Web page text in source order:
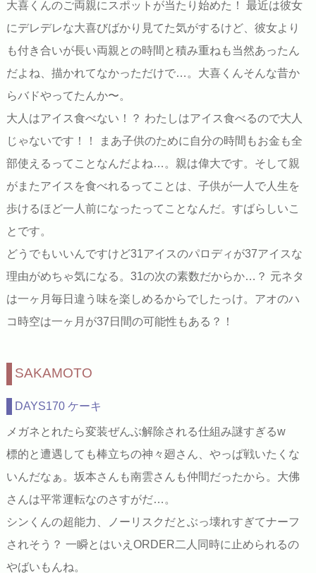
大喜くんのご両親にスポットが当たり始めた！ 最近は彼女
にデレデレな大喜びばかり見てた気がするけど、彼女より
も付き合いが長い両親との時間と積み重ねも当然あったん
だよね、描かれてなかっただけで…。大喜くんそんな昔か
らバドやってたんか〜。
大人はアイス食べない！？ わたしはアイス食べるので大人
じゃないです！！ まあ子供のために自分の時間もお金も全
部使えるってことなんだよね…。親は偉大です。そして親
がまたアイスを食べれるってことは、子供が一人で人生を
歩けるほど一人前になったってことなんだ。すばらしいこ
とです。
どうでもいいんですけど31アイスのパロディが37アイスな
理由がめちゃ気になる。31の次の素数だからか…？ 元ネタ
は一ヶ月毎日違う味を楽しめるからでしたっけ。アオのハ
コ時空は一ヶ月が37日間の可能性もある？！
SAKAMOTO
DAYS170 ケーキ
メガネとれたら変装ぜんぶ解除される仕組み謎すぎるw
標的と遭遇しても棒立ちの神々廻さん、やっぱ戦いたくな
いんだなぁ。坂本さんも南雲さんも仲間だったから。大佛
さんは平常運転なのさすがだ…。
シンくんの超能力、ノーリスクだとぶっ壊れすぎてナーフ
されそう？ 一瞬とはいえORDER二人同時に止められるの
やばいもんね。